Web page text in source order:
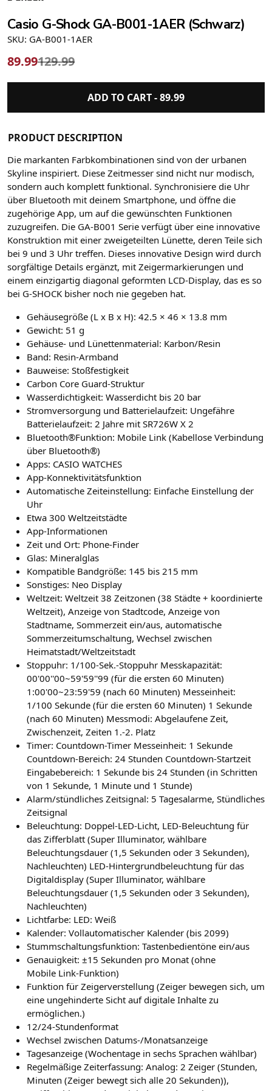
Casio G-Shock GA-B001-1AER (Schwarz)
SKU: GA-B001-1AER
89.99129.99
ADD TO CART -89.99
PRODUCT DESCRIPTION
Die markanten Farbkombinationen sind von der urbanen
Skyline inspiriert. Diese Zeitmesser sind nicht nur modisch,
sondern auch komplett funktional. Synchronisiere die Uhr
über Bluetooth mit deinem Smartphone, und öffne die
zugehörige App, um auf die gewünschten Funktionen
zuzugreifen. Die GA-B001 Serie verfügt über eine innovative
Konstruktion mit einer zweigeteilten Lünette, deren Teile sich
bei 9 und 3 Uhr treffen. Dieses innovative Design wird durch
sorgfältige Details ergänzt, mit Zeigermarkierungen und
einem einzigartig diagonal geformten LCD-Display, das es so
bei G-SHOCK bisher noch nie gegeben hat.
Gehäusegröße (L x B x H): 42.5 × 46 × 13.8 mm
Gewicht: 51 g
Gehäuse- und Lünettenmaterial: Karbon/Resin
Band: Resin-Armband
Bauweise: Stoßfestigkeit
Carbon Core Guard-Struktur
Wasserdichtigkeit: Wasserdicht bis 20 bar
Stromversorgung und Batterielaufzeit: Ungefähre
Batterielaufzeit: 2 Jahre mit SR726W X 2
Bluetooth®Funktion: Mobile Link (Kabellose Verbindung
über Bluetooth®)
Apps: CASIO WATCHES
App-Konnektivitätsfunktion
Automatische Zeiteinstellung: Einfache Einstellung der
Uhr
Etwa 300 Weltzeitstädte
App-Informationen
Zeit und Ort: Phone-Finder
Glas: Mineralglas
Kompatible Bandgröße: 145 bis 215 mm
Sonstiges: Neo Display
Weltzeit: Weltzeit 38 Zeitzonen (38 Städte + koordinierte
Weltzeit), Anzeige von Stadtcode, Anzeige von
Stadtname, Sommerzeit ein/aus, automatische
Sommerzeitumschaltung, Wechsel zwischen
Heimatstadt/Weltzeitstadt
Stoppuhr: 1/100-Sek.-Stoppuhr Messkapazität:
00'00''00~59'59''99 (für die ersten 60 Minuten)
1:00'00~23:59'59 (nach 60 Minuten) Messeinheit:
1/100 Sekunde (für die ersten 60 Minuten) 1 Sekunde
(nach 60 Minuten) Messmodi: Abgelaufene Zeit,
Zwischenzeit, Zeiten 1.-2. Platz
Timer: Countdown-Timer Messeinheit: 1 Sekunde
Countdown-Bereich: 24 Stunden Countdown-Startzeit
Eingabebereich: 1 Sekunde bis 24 Stunden (in Schritten
von 1 Sekunde, 1 Minute und 1 Stunde)
Alarm/stündliches Zeitsignal: 5 Tagesalarme, Stündliches
Zeitsignal
Beleuchtung: Doppel-LED-Licht, LED-Beleuchtung für
das Zifferblatt (Super Illuminator, wählbare
Beleuchtungsdauer (1,5 Sekunden oder 3 Sekunden),
Nachleuchten) LED-Hintergrundbeleuchtung für das
Digitaldisplay (Super Illuminator, wählbare
Beleuchtungsdauer (1,5 Sekunden oder 3 Sekunden),
Nachleuchten)
Lichtfarbe: LED: Weiß
Kalender: Vollautomatischer Kalender (bis 2099)
Stummschaltungsfunktion: Tastenbedientöne ein/aus
Genauigkeit: ±15 Sekunden pro Monat (ohne
Mobile Link-Funktion)
Funktion für Zeigerverstellung (Zeiger bewegen sich, um
eine ungehinderte Sicht auf digitale Inhalte zu
ermöglichen.)
12/24-Stundenformat
Wechsel zwischen Datums-/Monatsanzeige
Tagesanzeige (Wochentage in sechs Sprachen wählbar)
Regelmäßige Zeiterfassung: Analog: 2 Zeiger (Stunden,
Minuten (Zeiger bewegt sich alle 20 Sekunden)),